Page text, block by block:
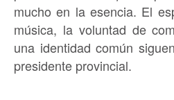
mucho en la esencia. El
música, la voluntad de
una identidad común
presidente provincial.